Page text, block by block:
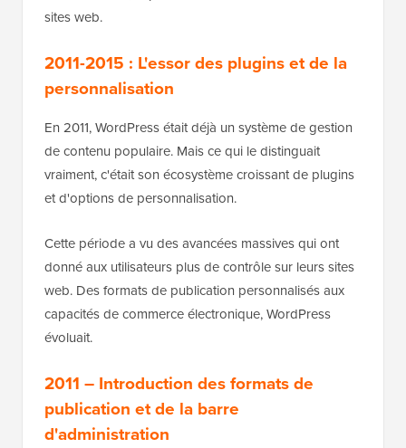
sites web.
2011-2015 : L'essor des plugins et de la
personnalisation
En 2011, WordPress était déjà un système de gestion
de contenu populaire. Mais ce qui le distinguait
vraiment, c'était son écosystème croissant de plugins
et d'options de personnalisation.
Cette période a vu des avancées massives qui ont
donné aux utilisateurs plus de contrôle sur leurs sites
web. Des formats de publication personnalisés aux
capacités de commerce électronique, WordPress
évoluait.
2011 – Introduction des formats de
publication et de la barre
d'administration